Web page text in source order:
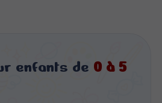
enfants de 0 à 5